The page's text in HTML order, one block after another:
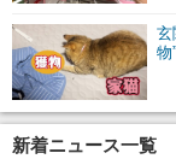
玄
物
新着ニュース一覧